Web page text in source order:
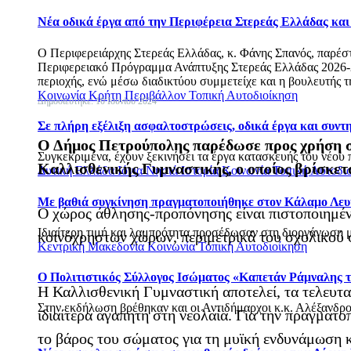
Νέα οδικά έργα από την Περιφέρεια Στερεάς Ελλάδας
Ο Περιφερειάρχης Στερεάς Ελλάδας, κ. Φάνης Σπανός,
Περιφερειακό Πρόγραμμα Ανάπτυξης Στερεάς Ελλάδας 2026-
περιοχής, ενώ μέσω διαδικτύου συμμετείχε και η
Κοινωνία Κρήτη Περιβάλλον Τοπική Αυτοδιοίκηση
Σε πλήρη εξέλιξη ασφαλτοστρώσεις, οδικά έργα και
Συγκεκριμένα, έχουν ξεκινήσει τα έργα κατασκευής του
Δυτική ΕλλάδαΙόνια ΝησιάΙστορίαΚοινωνίαΤοπική
Με βαθιά συγκίνηση πραγματοποιήθηκε στον Κάλαμο
Ιδιαίτερη τιμή και λαμπρότητα προσέδωσαν στη διοργάνωση
Κεντρική ΜακεδονίαΚοινωνίαΤοπική Αυτοδιοίκηση
Ο Πολιτιστικός Σύλλογος Ισώματος «Καπετάν Ράμναλης
Στην εκδήλωση βρέθηκαν και οι Αντιδήμαρχοι κ.κ.
Δημοσιεύτηκε: 10 Ιουνίου 2024
Ο Δήμος Πετρούπολης παρέδωσε προς χρήση
Καλλισθενικής Γυμναστικής, ο οποίος
Ο χώρος άθλησης-προπόνησης είναι
κοινόχρηστων χώρων, περιμετρικά του
Η Καλλισθενική Γυμναστική αποτελεί, τα
ιδιαίτερα αγαπητή στη νεολαία. Για την
το βάρος του σώματος για τη μυϊκή ενδυνάμωση